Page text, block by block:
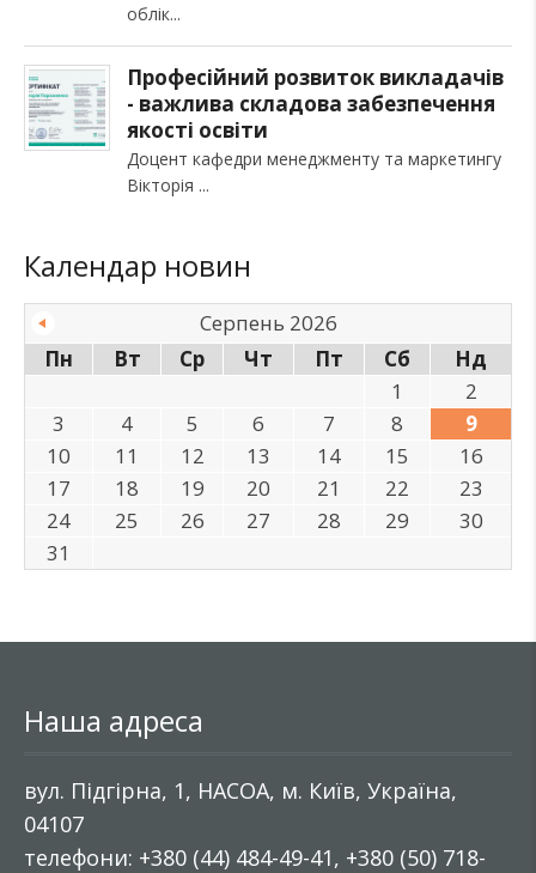
облік
Професійний розвиток викладачів
- важлива складова забезпечення
якості освіти
Доцент кафедри менеджменту та маркетингу
Вікторія
Календар новин
Серпень 2026
Пн
Вт Ср Чт Пт Сб
Нд
1
2
3
4 5 6 7 8
9
10
11 12 13 14 15
16
17
18 19 20 21 22
23
24
25 26 27 28 29
30
31
Наша адреса
вул. Підгірна, 1, НАСОА, м. Київ, Україна,
04107
телефони: +380 (44) 484-49-41, +380 (50) 718-